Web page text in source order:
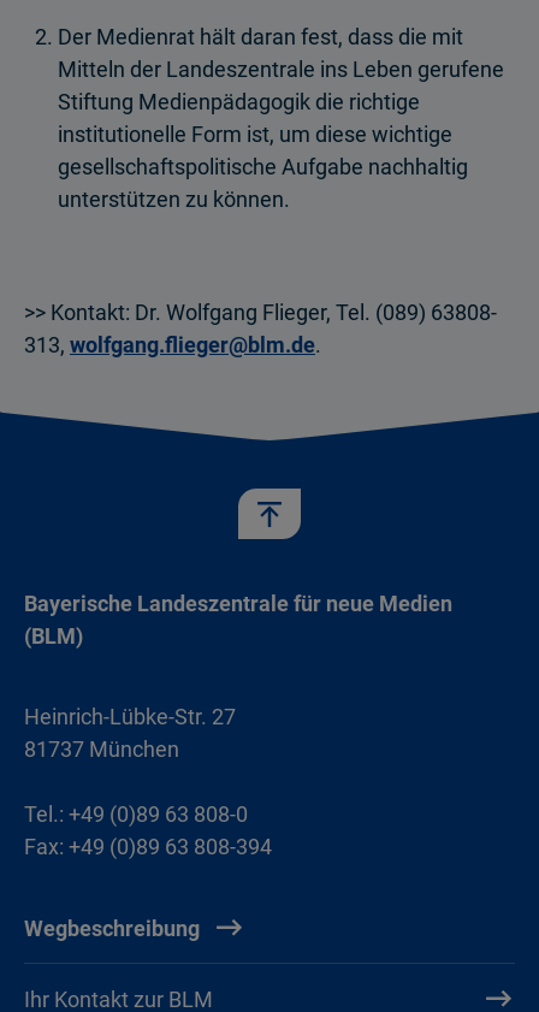
Der Medienrat hält daran fest, dass die mit
Mitteln der Landeszentrale ins Leben gerufene
Stiftung Medienpädagogik die richtige
institutionelle Form ist, um diese wichtige
gesellschaftspolitische Aufgabe nachhaltig
unterstützen zu können.
>> Kontakt: Dr. Wolfgang Flieger, Tel. (089) 63808-
313, wolfgang.flieger@blm.de.
Bayerische Landeszentrale für neue Medien
(BLM)
Heinrich-Lübke-Str. 27
81737 München
Tel.: +49 (0)89 63 808-0
Fax: +49 (0)89 63 808-394
Wegbeschreibung
Ihr Kontakt zur BLM